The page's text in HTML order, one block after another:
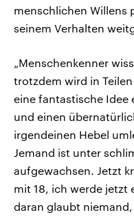
menschlichen Willens
seinem Verhalten
„Menschenkenner
trotzdem wird in
eine fantastische Idee
und einen
irgendeinen Hebel
Jemand ist unter
aufgewachsen. Jetzt
mit 18, ich werde jetzt
daran glaubt